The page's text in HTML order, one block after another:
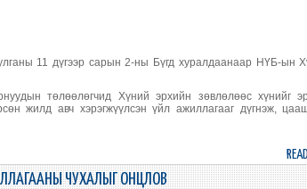
11 дүгээр сарын 2-ны Бүгд хуралдаанаар НҮБ-ын
төлөөлөгчид Хүний эрхийн зөвлөлөөс хүнийг
жилд авч хэрэгжүүлсэн үйл ажиллагааг дүгнэж,
ЧУХАЛЫГ ОНЦЛОВ